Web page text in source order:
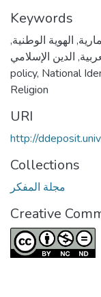
Keywords
, الهوية الوطنية,
, الدين الإسلامي
policy, National
Religion
URI
http://
Collections
مجلة المفكر
Creative